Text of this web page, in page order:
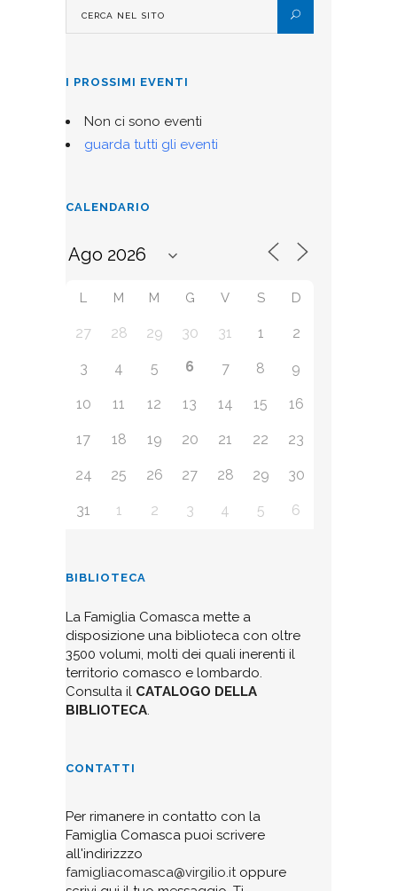
I PROSSIMI EVENTI
Non ci sono eventi
guarda tutti gli eventi
CALENDARIO
L M M G V S D
27 28 29 30 31 1 2
3 4 5 6 7 8 9
10 11 12 13 14 15 16
17 18 19 20 21 22 23
24 25 26 27 28 29 30
31 1 2 3 4 5 6
BIBLIOTECA
La Famiglia Comasca mette a
disposizione una biblioteca con oltre
3500 volumi, molti dei quali inerenti il
territorio comasco e lombardo.
Consulta il CATALOGO DELLA
BIBLIOTECA.
CONTATTI
Per rimanere in contatto con la
Famiglia Comasca puoi scrivere
all'indirizzzo
famigliacomasca@virgilio.itoppure